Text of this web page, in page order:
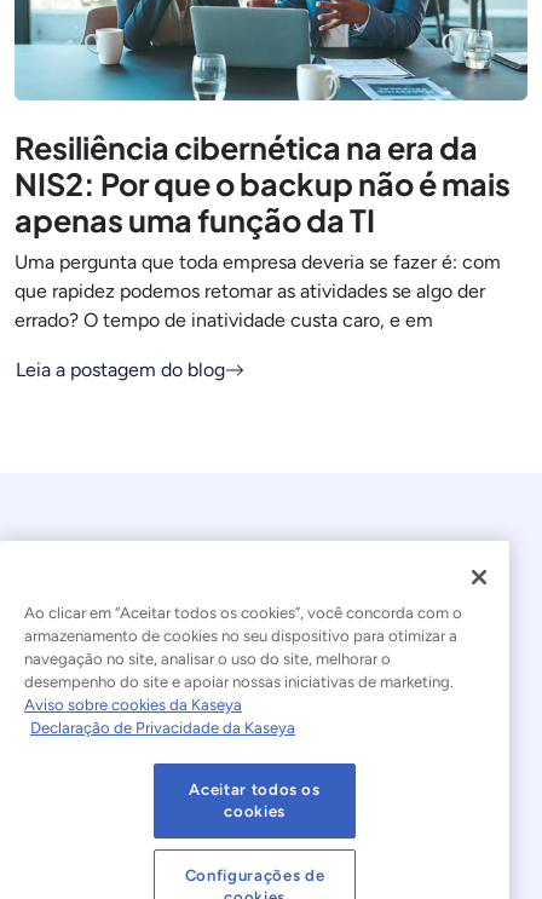
Resiliência cibernética na era da
NIS2: Por que o backup não é mais
apenas uma função da TI
Uma pergunta que toda empresa deveria se fazer é: com
que rapidez podemos retomar as atividades se algo der
errado? O tempo de inatividade custa caro, e em
Leia a postagem do blog
© 2026 Kaseya. Todos os direitos reservados.
Português Brasileiro
Declaração sobre a Escravidão Moderna
Termos de Uso do Site Declaração de Privacidade
Mapa do site Cookies Settings
Ao clicar em “Aceitar todos os cookies”, você concorda com o
armazenamento de cookies no seu dispositivo para otimizar a
navegação no site, analisar o uso do site, melhorar o
desempenho do site e apoiar nossas iniciativas de marketing.
Aviso sobre cookies da Kaseya
Declaração de Privacidade da Kaseya
Aceitar todos os
cookies
Configurações de